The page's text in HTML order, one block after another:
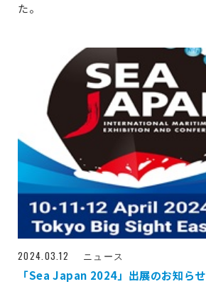
た。
2024.03.12 ニュース
「Sea Japan 2024」出展のお知らせ